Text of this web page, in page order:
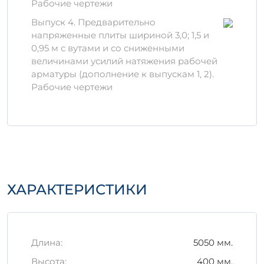
Устойчивость к коррозии и
воздействию различных химических
веществ.
Минимальное водопоглощение, что
предотвращает разрушение
материала.
замену.
Для сохранения всех качеств изделия
хранения и транспортировки:
непогоды месте.
Используйте специальные поддоны
Рабочие чертежи
Выпуск 4. Предварительно
напряженные плиты шириной 3,0; 1,5 и
0,95 м с вутами и со сниженными
величинами усилий натяжения рабочей
арматуры (дополнение к выпускам 1, 2).
Рабочие чертежи
ХАРАКТЕРИСТИКИ
Длина:
5050 мм.
Высота:
400 мм.